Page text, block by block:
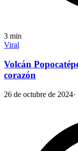
3 min
Viral
Volcán
corazón
26 de octubre de 2024·